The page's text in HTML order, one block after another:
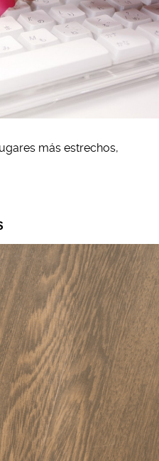
más estrechos,